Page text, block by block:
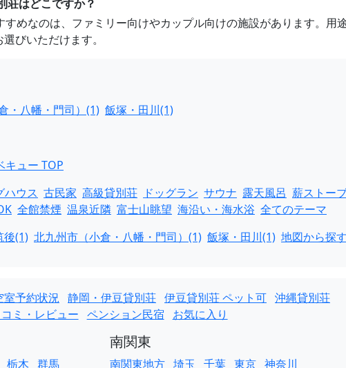
荘はどこですか？
めなのは、ファミリー向けやカップル向けの施設があります。用
びいただけます。
・八幡・門司）(1) 飯塚・田川(1)
キュー TOP
ハウス 古民家 高級貸別荘 ドッグラン サウナ 露天風呂 薪ストー
全館禁煙 温泉近隣 富士山眺望 海沿い・海水浴 全てのテーマ
後(1) 北九州市（小倉・八幡・門司）(1) 飯塚・田川(1) 地図から探す
室予約状況 静岡・伊豆貸別荘 伊豆貸別荘 ペット可 沖縄貸別荘
ミ・レビュー ペンション民宿 お気に入り
栃木 群馬
南関東
南関東地方 埼玉 千葉 東京 神奈川